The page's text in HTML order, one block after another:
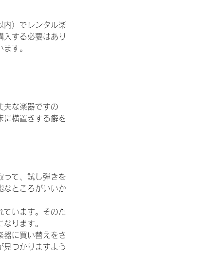
内）でレンタル楽
入する必要はあり
す。
夫な楽器ですの
に横置きする癖を
って、試し弾きを
なところがいいか
ています。そのた
ります。
器に買い替えをさ
見つかりますよう